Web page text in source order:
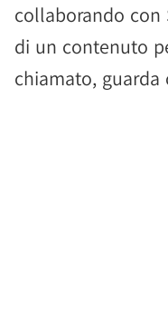
collaborando con
di un contenuto
chiamato, guarda